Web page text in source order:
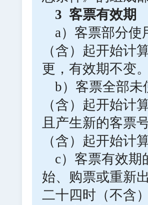
3 客票有效期
a）客票部分
（含）起开始计
更，有效期不变
b）客票全部
（含）起开始计
且产生新的客票
（含）起开始计
c）客票有效期
始、购票或重新
二十四时（不含